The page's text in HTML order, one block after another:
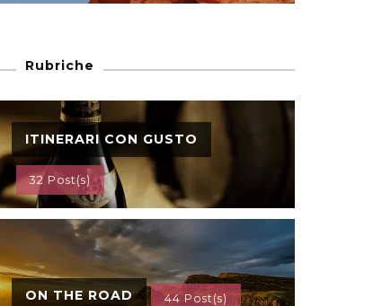
Rubriche
ITINERARI CON GUSTO
32 Post(s)
ON THE ROAD 44 Post(s)